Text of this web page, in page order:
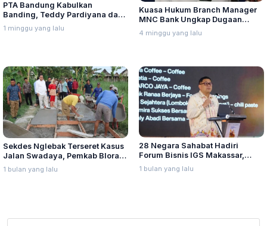
PTA Bandung Kabulkan
Banding, Teddy Pardiyana dan
Bintang Ditetapkan Ahli Waris
Lina Jubaedah
1 minggu yang lalu
Kuasa Hukum Branch Manager
MNC Bank Ungkap Dugaan
Penganiayaan oleh Hary Tanoe
di MNC Towe
4 minggu yang lalu
Sekdes Nglebak Terseret Kasus
Jalan Swadaya, Pemkab Blora
Sebut Pendampingan Hukum
Bukan Kewenangannya
1 bulan yang lalu
28 Negara Sahabat Hadiri
Forum Bisnis IGS Makassar,
Munafri Tawarkan Investasi
Stadion Untia
1 bulan yang lalu